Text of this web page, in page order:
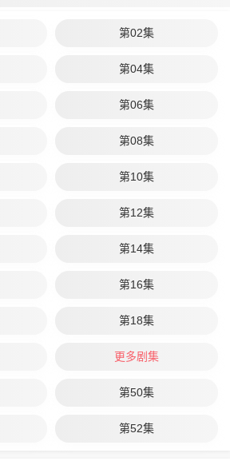
第02集
第04集
第06集
第08集
第10集
第12集
第14集
第16集
第18集
更多剧集
第50集
第52集